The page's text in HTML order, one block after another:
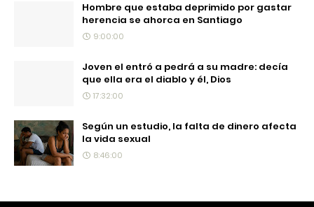
Hombre que estaba deprimido por gastar
herencia se ahorca en Santiago
9:00:00
Joven el entró a pedrá a su madre: decía
que ella era el diablo y él, Dios
17:32:00
Según un estudio, la falta de dinero afecta
la vida sexual
8:46:00